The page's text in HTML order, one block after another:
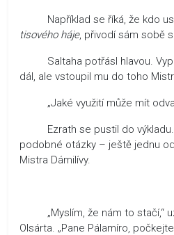
Například se říká, že kdo
tisového háje, přivodí sám sobě
Saltaha potřásl hlavou.
dál, ale vstoupil mu do toho
„Jaké využití může mít odvar
Ezrath se pustil do výkladu.
podobné otázky – ještě jednu
Mistra Dámilívy.
„Myslím, že nám to stačí,“
Olsárta. „Pane Pálamíro,